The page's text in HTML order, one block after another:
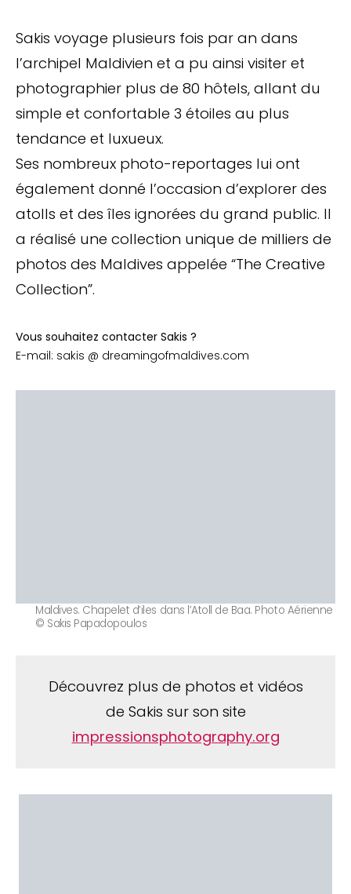
Sakis voyage plusieurs fois par an dans
l’archipel Maldivien et a pu ainsi visiter et
photographier plus de 80 hôtels, allant du
simple et confortable 3 étoiles au plus
tendance et luxueux.
Ses nombreux photo-reportages lui ont
également donné l’occasion d’explorer des
atolls et des îles ignorées du grand public. Il
a réalisé une collection unique de milliers de
photos des Maldives appelée “The Creative
Collection”.
Vous souhaitez contacter Sakis ?
E-mail: sakis @ dreamingofmaldives.com
Maldives. Chapelet d’iles dans l’Atoll de Baa. Photo Aérienne
© Sakis Papadopoulos
Découvrez plus de photos et vidéos
de Sakis sur son site
impressionsphotography.org